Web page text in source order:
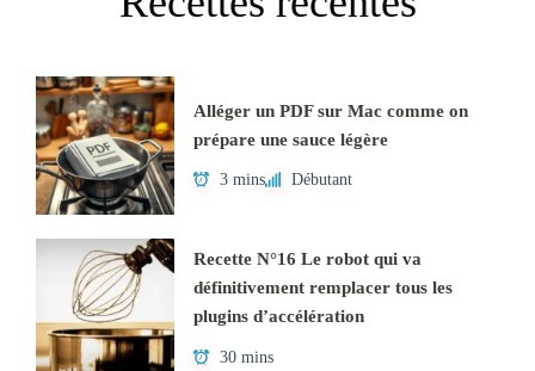
Alléger un PDF sur Mac comme on
prépare une sauce légère
3 mins Débutant
Recette N°16 Le robot qui va
définitivement remplacer tous les
plugins d’accélération
30 mins